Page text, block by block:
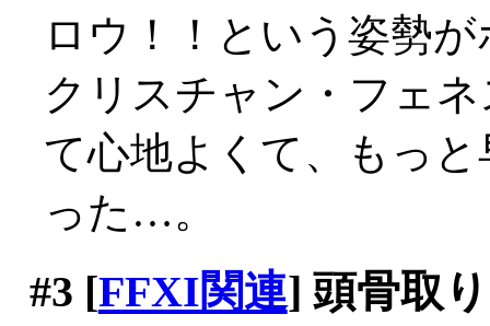
ロウ！！という姿勢
クリスチャン・フェ
て心地よくて、もっ
った…。
#3 [FFXI関連] 頭骨取